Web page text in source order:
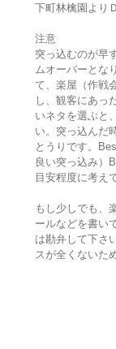
下町林檎園より
注意
突っ込むのが早
ムオーバーとな
て、楽屋（作戦
し、観客にあっ
いネタを選ぶと
い。突っ込んだ
とうりです。
良い突っ込み）
目安程度に考え
もし少しでも、
ールなどを書い
は勘弁して下さ
スが全くないた